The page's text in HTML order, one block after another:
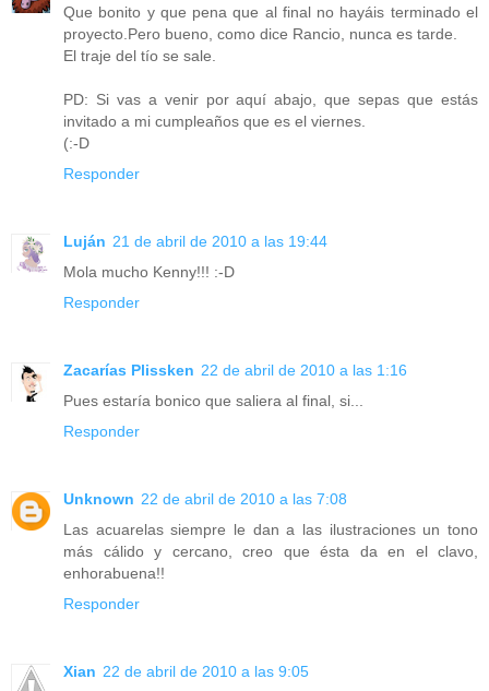
Que bonito y que pena que al final no hayáis terminado el
proyecto.Pero bueno, como dice Rancio, nunca es tarde.
El traje del tío se sale.
PD: Si vas a venir por aquí abajo, que sepas que estás
invitado a mi cumpleaños que es el viernes.
(:-D
Responder
Luján 21 de abril de 2010 a las 19:44
Mola mucho Kenny!!! :-D
Responder
Zacarías Plissken 22 de abril de 2010 a las 1:16
Pues estaría bonico que saliera al final, si...
Responder
Unknown 22 de abril de 2010 a las 7:08
Las acuarelas siempre le dan a las ilustraciones un tono
más cálido y cercano, creo que ésta da en el clavo,
enhorabuena!!
Responder
Xian 22 de abril de 2010 a las 9:05